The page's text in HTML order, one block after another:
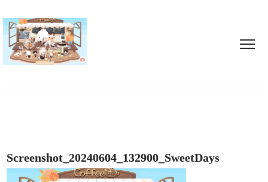
Screenshot_20240604_132900_SweetDays